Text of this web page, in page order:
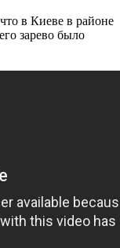
в Киеве в районе
зарево было